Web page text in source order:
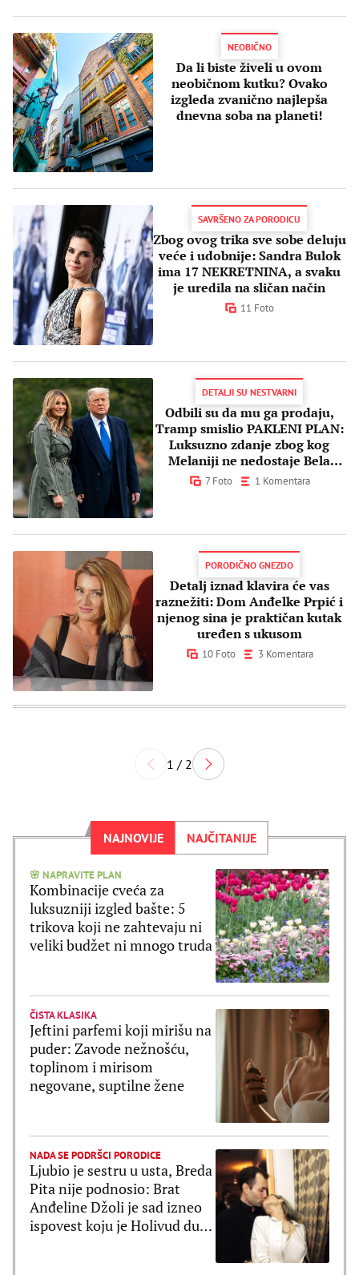
NEOBIČNO
Da li biste živeli u ovom
neobičnom kutku? Ovako
izgleda zvanično najlepša
dnevna soba na planeti!
SAVRŠENO ZA PORODICU
Zbog ovog trika sve sobe deluju
veće i udobnije: Sandra Bulok
ima 17 NEKRETNINA, a svaku
je uredila na sličan način
11 Foto
DETALJI SU NESTVARNI
Odbili su da mu ga prodaju,
Tramp smislio PAKLENI PLAN:
Luksuzno zdanje zbog kog
Melaniji ne nedostaje Bela
kuća
7 Foto 1 Komentara
PORODIČNO GNEZDO
Detalj iznad klavira će vas
raznežiti: Dom Anđelke Prpić i
njenog sina je praktičan kutak
uređen s ukusom
10 Foto 3 Komentara
1 / 2
NAJNOVIJE NAJČITANIJE
🌸 NAPRAVITE PLAN
Kombinacije cveća za
luksuzniji izgled bašte: 5
trikova koji ne zahtevaju ni
veliki budžet ni mnogo truda
ČISTA KLASIKA
Jeftini parfemi koji mirišu na
puder: Zavode nežnošću,
toplinom i mirisom
negovane, suptilne žene
NADA SE PODRŠCI PORODICE
Ljubio je sestru u usta, Breda
Pita nije podnosio: Brat
Anđeline Džoli je sad izneo
ispovest koju je Holivud dugo